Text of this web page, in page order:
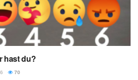
hast du?
70